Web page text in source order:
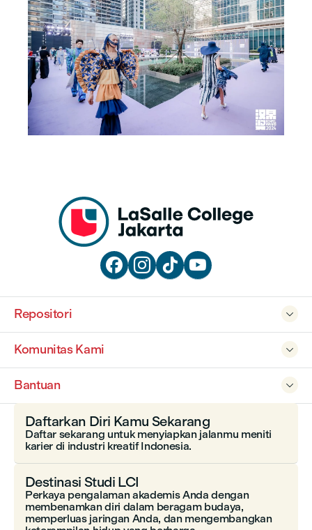
   

Repositori

Komunitas Kami

Bantuan
Daftarkan Diri Kamu Sekarang
Daftar sekarang untuk menyiapkan jalanmu meniti
karier di industri kreatif Indonesia.
Destinasi Studi LCI
Perkaya pengalaman akademis Anda dengan
membenamkan diri dalam beragam budaya,
memperluas jaringan Anda, dan mengembangkan